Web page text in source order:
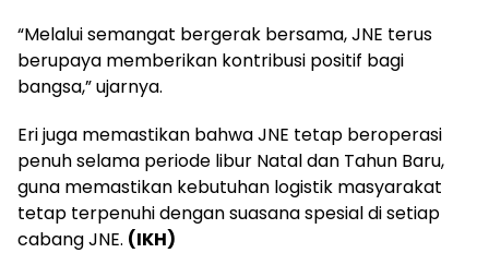
“Melalui semangat bergerak bersama, JNE terus
berupaya memberikan kontribusi positif bagi
bangsa,” ujarnya.
Eri juga memastikan bahwa JNE tetap beroperasi
penuh selama periode libur Natal dan Tahun Baru,
guna memastikan kebutuhan logistik masyarakat
tetap terpenuhi dengan suasana spesial di setiap
cabang JNE. (IKH)